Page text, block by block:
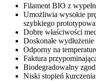
Filament BIO z
Umożliwia wysokie
szybkiego
Dobre właściwości
Doskonałe
Odporny na
Faktura
Biodegradowalny
Niski stopień